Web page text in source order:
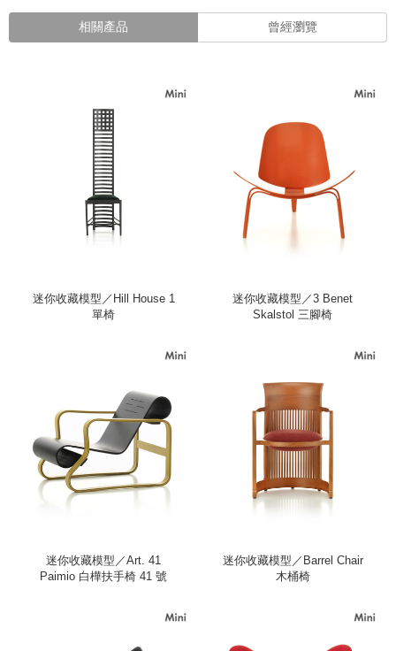
相關產品 曾經瀏覽
迷你收藏模型／Hill House 1
單椅
迷你收藏模型／3 Benet
Skalstol 三腳椅
迷你收藏模型／Art. 41
Paimio 白樺扶手椅 41 號
迷你收藏模型／Barrel Chair
木桶椅